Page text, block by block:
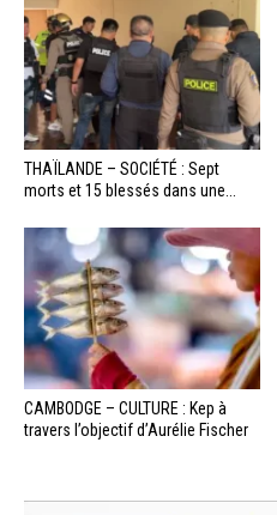
THAÏLANDE – SOCIÉTÉ : Sept
morts et 15 blessés dans une...
CAMBODGE – CULTURE : Kep à
travers l’objectif d’Aurélie Fischer